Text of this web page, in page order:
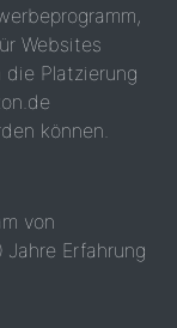
Websites
Platzierung
können.
von
Erfahrung